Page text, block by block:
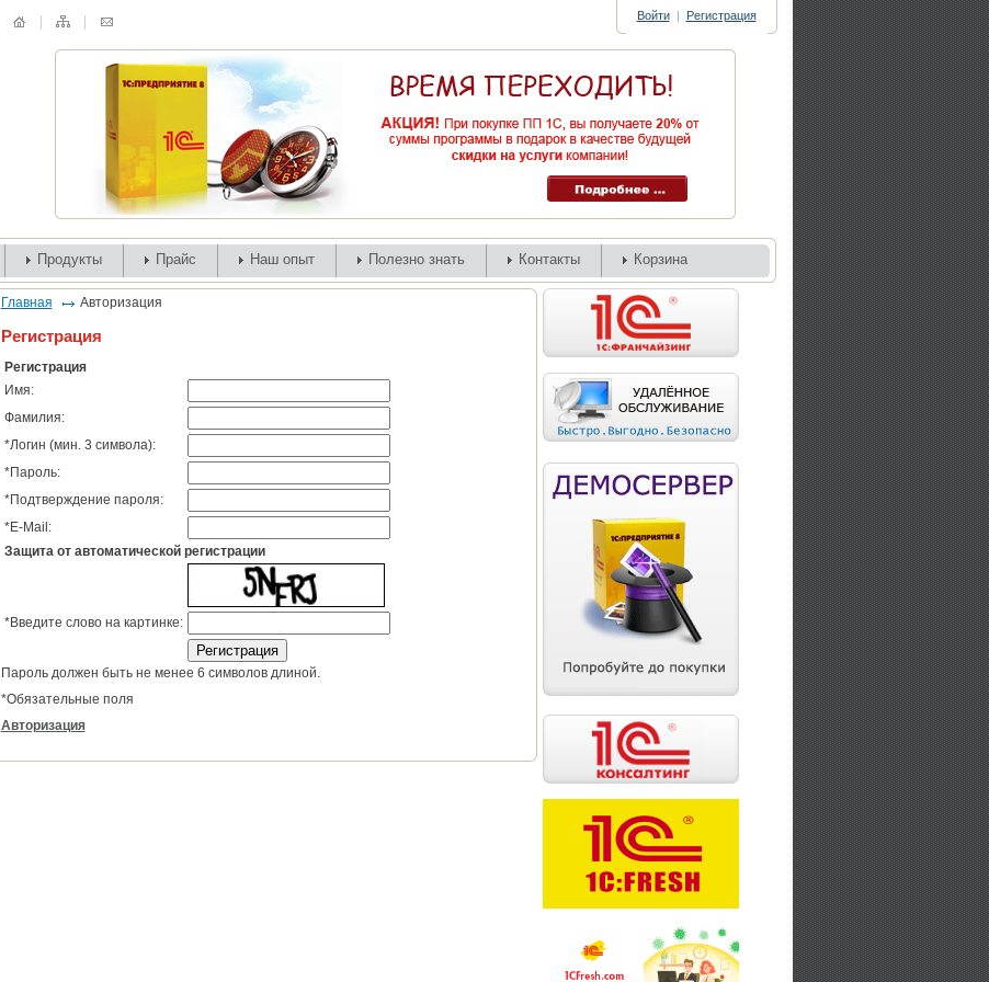
Войти | Регистрация
Продукты Прайс Наш опыт Полезно знать Контакты Корзина
Главная Авторизация
Регистрация
Регистрация
Имя:
Фамилия:
*Логин (мин. 3 символа):
*Пароль:
*Подтверждение пароля:
*E-Mail:
Защита от автоматической регистрации
*Введите слово на картинке:
Пароль должен быть не менее 6 символов длиной.
*Обязательные поля
Авторизация